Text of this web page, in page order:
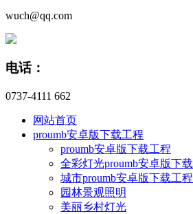
wuch@qq.com
电话：
0737-4111 662
网站首页
proumb安卓版下载工程
proumb安卓版下载工程
全彩灯光proumb安卓版下载
城市proumb安卓版下载工程
园林景观照明
美丽乡村灯光